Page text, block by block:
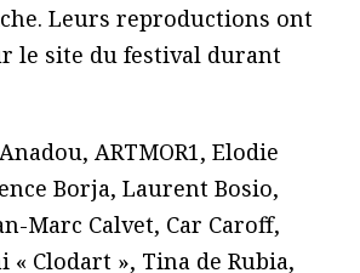
Leurs reproductions ont
le site du festival durant
ARTMOR1, Elodie
Borja, Laurent Bosio,
Marc Calvet, Car Caroff,
« Clodart », Tina de Rubia,